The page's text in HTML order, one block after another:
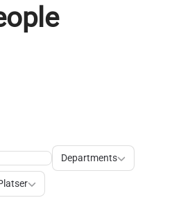
Departments
Departments
Platser